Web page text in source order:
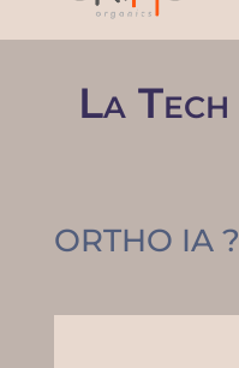
La Tech
ORTHO IA ?